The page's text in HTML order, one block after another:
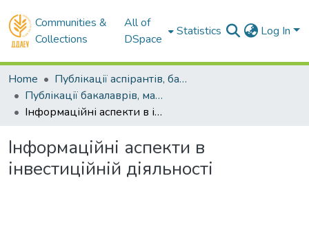
Communities &
Collections
All of
DSpace
Statistics Log In
Home
Публікації аспірантів, бакалаврів, магістрів
Публікації бакалаврів, магістрів
Інформаційні аспекти в інвестиційній діяльності
Інформаційні аспекти в
інвестиційній діяльності